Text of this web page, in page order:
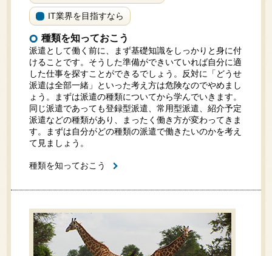
IT業界を目指すなら
種類を知っておこう
派遣として働く前に、まず基礎知識をしっかりと身に付
けることです。そうした準備ができいていれば自分に適
した仕事を探すことができるでしょう。反対に「どうせ
派遣は全部一緒」といった考え方は危険なのでやめまし
ょう。まずは派遣の種類についてから学んでいきます。
同じ派遣であっても登録型派遣、常用型派遣、紹介予定
派遣などの種類があり、まったく働き方が変わってきま
す。まずは自分がどの種類の派遣で働きたいのかを考え
て見ましょう。
種類を知っておこう